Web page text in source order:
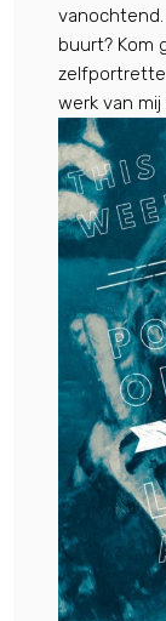
vanochtend.
buurt? Kom
werk van